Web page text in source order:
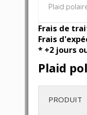
Plaid
Frais de
Frais
* +2 jours
Plaid
PRODUIT